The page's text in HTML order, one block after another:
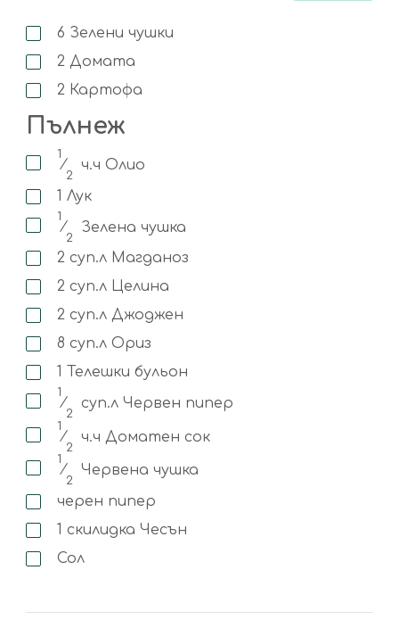
6 Зелени чушки
2 Домата
2 Картофа
Пълнеж
1
⁄
2
ч.ч Олио
1 Лук
1
⁄
2
Зелена чушка
2 суп.л Магданоз
2 суп.л Целина
2 суп.л Джоджен
8 суп.л Ориз
1 Телешки бульон
1
⁄
2
суп.л Червен пипер
1
⁄
2
ч.ч Доматен сок
1
⁄
2
Червена чушка
черен пипер
1 скилидка Чесън
Сол